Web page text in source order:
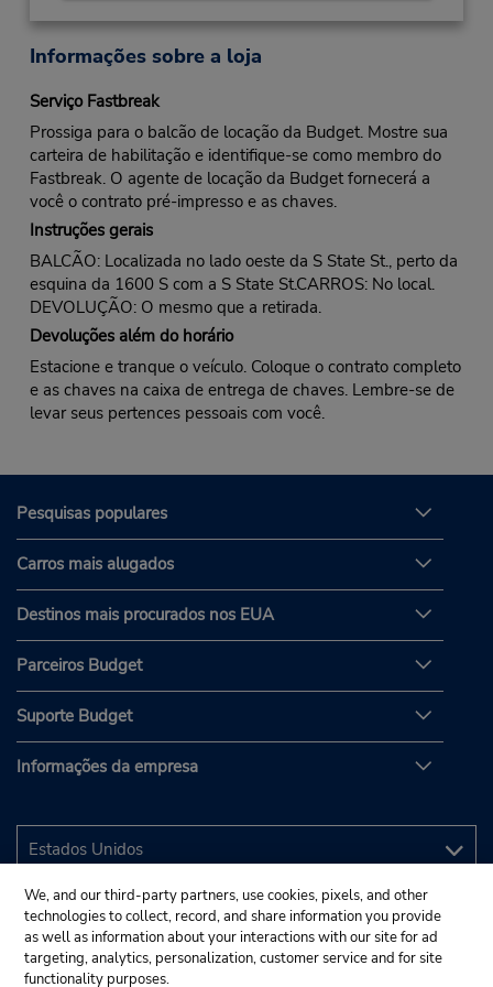
Informações sobre a loja
Serviço Fastbreak
Prossiga para o balcão de locação da Budget. Mostre sua
carteira de habilitação e identifique-se como membro do
Fastbreak. O agente de locação da Budget fornecerá a
você o contrato pré-impresso e as chaves.
Instruções gerais
BALCÃO: Localizada no lado oeste da S State St., perto da
esquina da 1600 S com a S State St.CARROS: No local.
DEVOLUÇÃO: O mesmo que a retirada.
Devoluções além do horário
Estacione e tranque o veículo. Coloque o contrato completo
e as chaves na caixa de entrega de chaves. Lembre-se de
levar seus pertences pessoais com você.
Pesquisas populares
Carros mais alugados
Destinos mais procurados nos EUA
Parceiros Budget
Suporte Budget
Informações da empresa
We, and our third-party partners, use cookies, pixels, and other
technologies to collect, record, and share information you provide
as well as information about your interactions with our site for ad
targeting, analytics, personalization, customer service and for site
functionality purposes.